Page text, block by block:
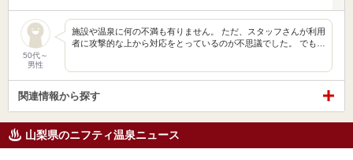
50代～
男性
施設や温泉に何の不満も有りません。 ただ、スタッフさんが利用
者に攻撃的な上から対応をとっているのが不思議でした。 でも…
関連情報から探す
山梨県のニフティ温泉ニュース